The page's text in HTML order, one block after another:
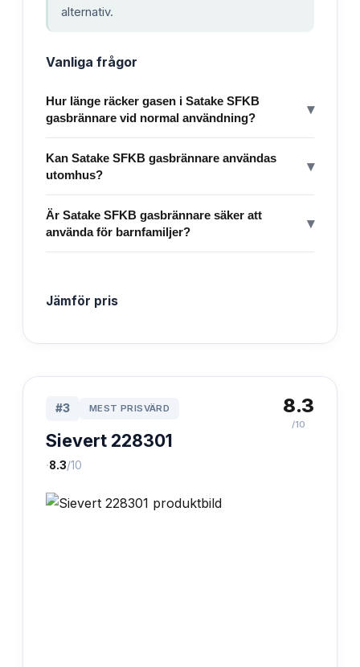
alternativ.
Vanliga frågor
Hur länge räcker gasen i Satake SFKB
gasbrännare vid normal användning?
▾
Kan Satake SFKB gasbrännare användas
utomhus?
▾
Är Satake SFKB gasbrännare säker att
använda för barnfamiljer?
▾
Jämför pris
#3 MEST PRISVÄRD
Sievert 228301
·8.3/10
8.3
/10